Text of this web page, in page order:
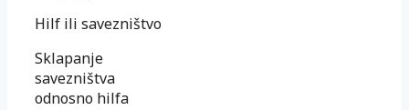
Hilf ili savezništvo
Sklapanje
savezništva
odnosno hilfa